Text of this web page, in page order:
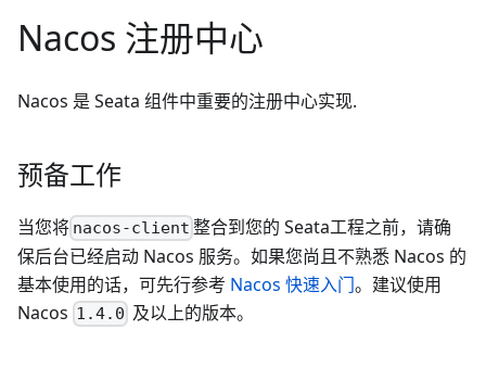
Nacos 注册中心
Nacos 是 Seata 组件中重要的注册中心实现.
预备工作
当您将 nacos-client 整合到您的 Seata工程之前，请确
保后台已经启动 Nacos 服务。如果您尚且不熟悉 Nacos 的
基本使用的话，可先行参考 Nacos 快速入门。建议使用
Nacos 1.4.0 及以上的版本。